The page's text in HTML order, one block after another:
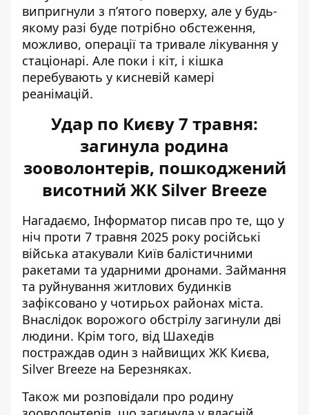
випригнули з п’ятого поверху, але у будь-
якому разі буде потрібно обстеження,
можливо, операції та тривале лікування у
стаціонарі. Але поки і кіт, і кішка
перебувають у кисневій камері
реанімацій.
Удар по Києву 7 травня:
загинула родина
зооволонтерів, пошкоджений
висотний ЖК Silver Breeze
Нагадаємо, Інформатор писав про те, що у
ніч проти 7 травня 2025 року російські
війська атакували Київ балістичними
ракетами та ударними дронами. Займання
та руйнування житлових будинків
зафіксовано у чотирьох районах міста.
Внаслідок ворожого обстрілу загинули дві
людини. Крім того, від Шахедів
постраждав один з найвищих ЖК Києва,
Silver Breeze на Березняках.
Також ми розповідали про родину